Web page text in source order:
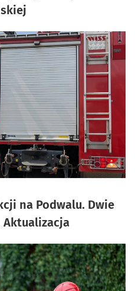
na Podwalu. Dwie
Aktualizacja